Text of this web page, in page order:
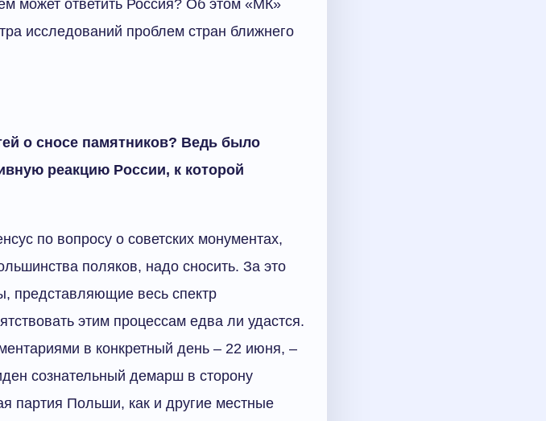
может ответить Россия? Об этом «МК»
исследований проблем стран ближнего
о сносе памятников? Ведь было
реакцию России, к которой
по вопросу о советских монументах,
поляков, надо сносить. За это
представляющие весь спектр
этим процессам едва ли удастся.
в конкретный день – 22 июня, –
сознательный демарш в сторону
партия Польши, как и другие местные